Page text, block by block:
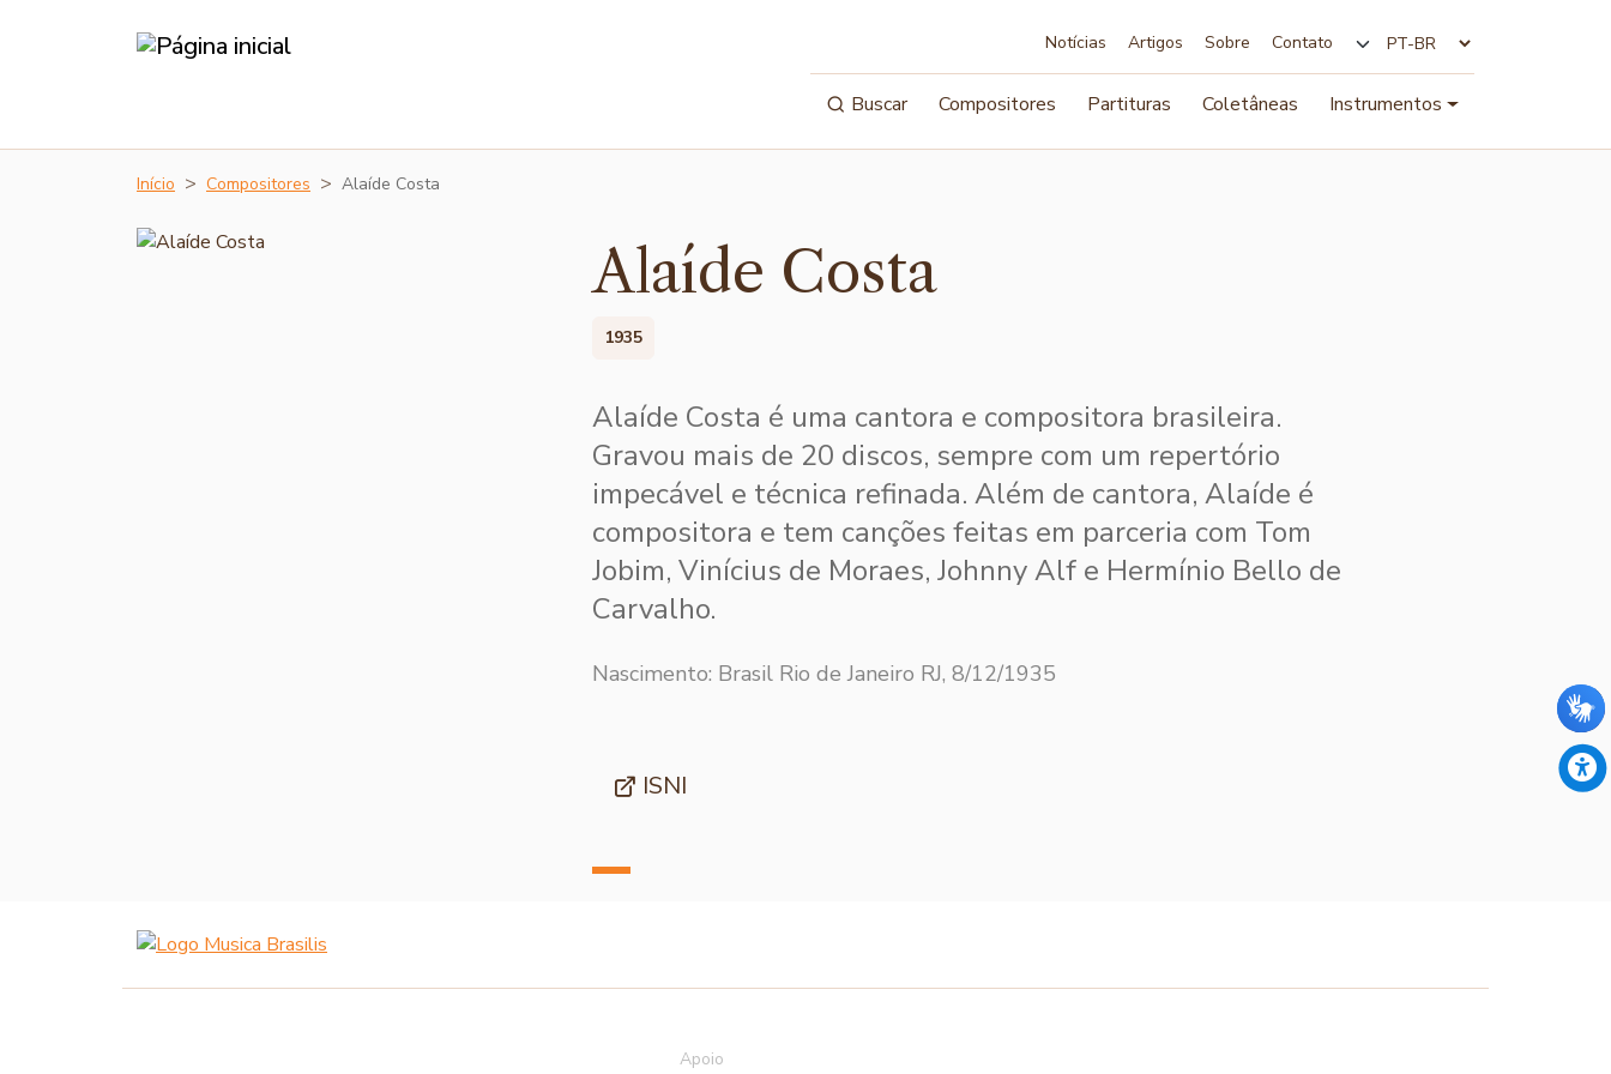
Notícias Artigos Sobre Contato
Buscar Compositores Partituras Coletâneas Instrumentos
Início Compositores Alaíde Costa
Alaíde Costa
1935
Alaíde Costa é uma cantora e compositora brasileira.
Gravou mais de 20 discos, sempre com um repertório
impecável e técnica refinada. Além de cantora, Alaíde é
compositora e tem canções feitas em parceria com Tom
Jobim, Vinícius de Moraes, Johnny Alf e Hermínio Bello de
Carvalho.
Nascimento: Brasil Rio de Janeiro RJ, 8/12/1935
ISNI
Apoio